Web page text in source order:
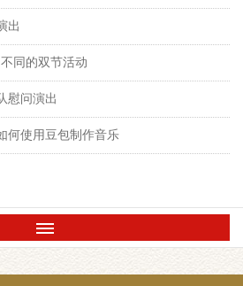
出
同的双节活动
慰问演出
使用豆包制作音乐